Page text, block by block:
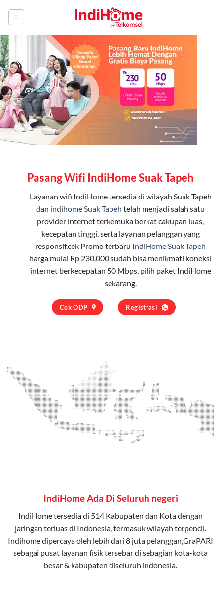
Pasang Wifi IndiHome Suak Tapeh
Layanan wifi IndiHometersedia di wilayah Suak Tapeh
dan indihome Suak Tapeh telah menjadi salah satu
provider internet terkemuka berkat cakupan luas,
kecepatan tinggi, serta layanan pelanggan yang
responsif,cek Promo terbaru IndiHome Suak Tapeh
harga mulai Rp 230.000 sudah bisa menikmati koneksi
internet berkecepatan 50 Mbps, pilih paket IndiHome
sekarang.
Cek ODP Registrasi
IndiHome Ada Di Seluruh negeri
IndiHome tersedia di 514 Kabupaten dan Kota dengan
jaringan terluas di Indonesia, termasuk wilayah terpencil.
Indihome dipercaya oleh lebih dari 8 juta pelanggan,GraPARI
sebagai pusat layanan fisik tersebar di sebagian kota-kota
besar & kabupaten diseluruh indonesia.